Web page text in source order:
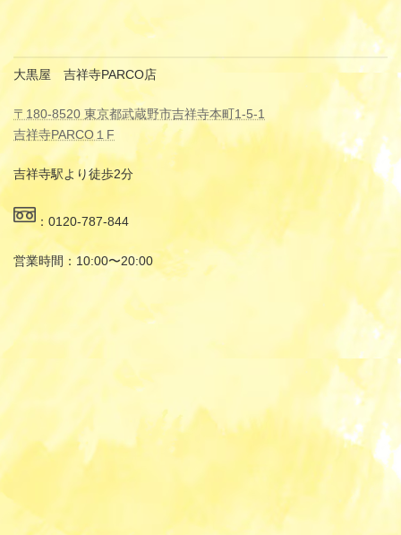
大黒屋 吉祥寺PARCO店
〒180-8520 東京都武蔵野市吉祥寺本町1-5-1
吉祥寺PARCO１F
吉祥寺駅より徒歩2分
：0120-787-844
営業時間：10:00〜20:00